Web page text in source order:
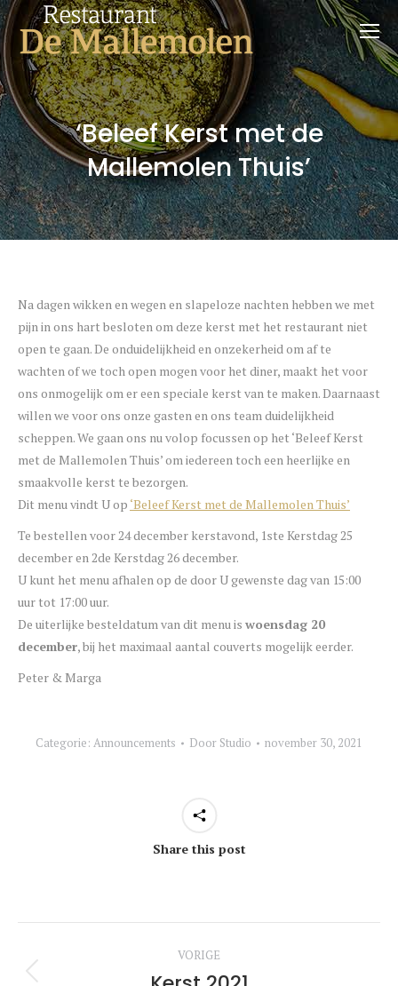
‘Beleef Kerst met de
Mallemolen Thuis’
Na dagen wikken en wegen en slapeloze nachten hebben we met
pijn in ons hart besloten om deze kerst met het restaurant niet
open te gaan. De onduidelijkheid en onzekerheid om af te
wachten of we toch open mogen voor het diner, maakt het voor
ons onmogelijk om er een speciale kerst van te maken. Daarnaast
willen we voor ons onze gasten en ons team duidelijkheid
scheppen. We gaan ons nu volop focussen op het ‘Beleef Kerst
met de Mallemolen Thuis’ om iedereen toch een heerlijke en
smaakvolle kerst te bezorgen.
Dit menu vindt U op ‘Beleef Kerst met de Mallemolen Thuis’
Te bestellen voor 24 december kerstavond, 1ste Kerstdag 25
december en 2de Kerstdag 26 december.
U kunt het menu afhalen op de door U gewenste dag van 15:00
uur tot 17:00 uur.
De uiterlijke besteldatum van dit menu is woensdag 20
december, bij het maximaal aantal couverts mogelijk eerder.
Peter & Marga
Categorie: Announcements Door Studio november 30, 2021
Share this post
Berichtnavigatie
VORIGE
Vorige